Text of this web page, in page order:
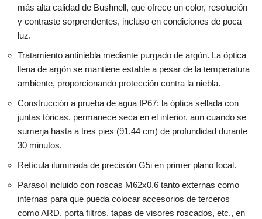
más alta calidad de Bushnell, que ofrece un color, resolución
y contraste sorprendentes, incluso en condiciones de poca
luz.
Tratamiento antiniebla mediante purgado de argón. La óptica
llena de argón se mantiene estable a pesar de la temperatura
ambiente, proporcionando protección contra la niebla.
Construcción a prueba de agua IP67: la óptica sellada con
juntas tóricas, permanece seca en el interior, aun cuando se
sumerja hasta a tres pies (91,44 cm) de profundidad durante
30 minutos.
Retícula iluminada de precisión G5i en primer plano focal.
Parasol incluido con roscas M62x0.6 tanto externas como
internas para que pueda colocar accesorios de terceros
como ARD, porta filtros, tapas de visores roscados, etc., en